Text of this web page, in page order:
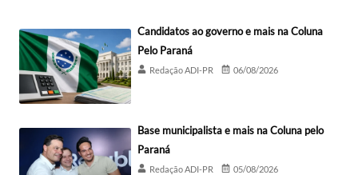
Candidatos ao governo e mais na Coluna
Pelo Paraná
Redação ADI-PR 06/08/2026
Base municipalista e mais na Coluna pelo
Paraná
Redação ADI-PR 05/08/2026